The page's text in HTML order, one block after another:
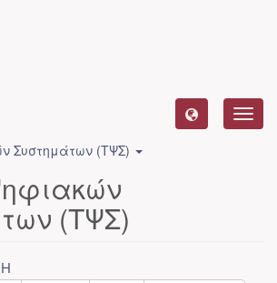
Συστημάτων (ΤΨΣ)
(ΤΨΣ)